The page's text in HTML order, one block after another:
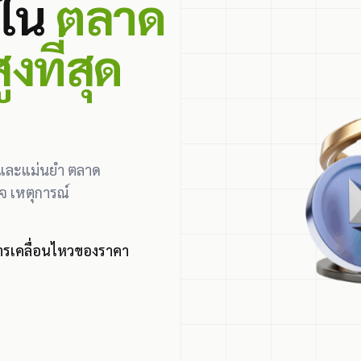
น ตลาด
ที่สุด
ละแม่นยำ ตลาด
เหตุการณ์
เคลื่อนไหวของราคา